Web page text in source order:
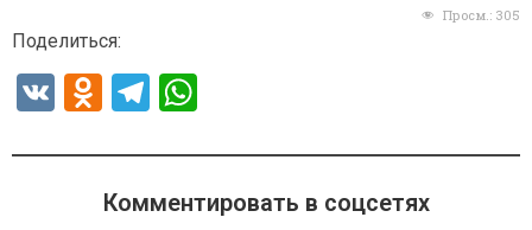
Просм.: 305
Поделиться:
V
O
n
o
T
e
gr
at
s
Комментировать в соцсетях